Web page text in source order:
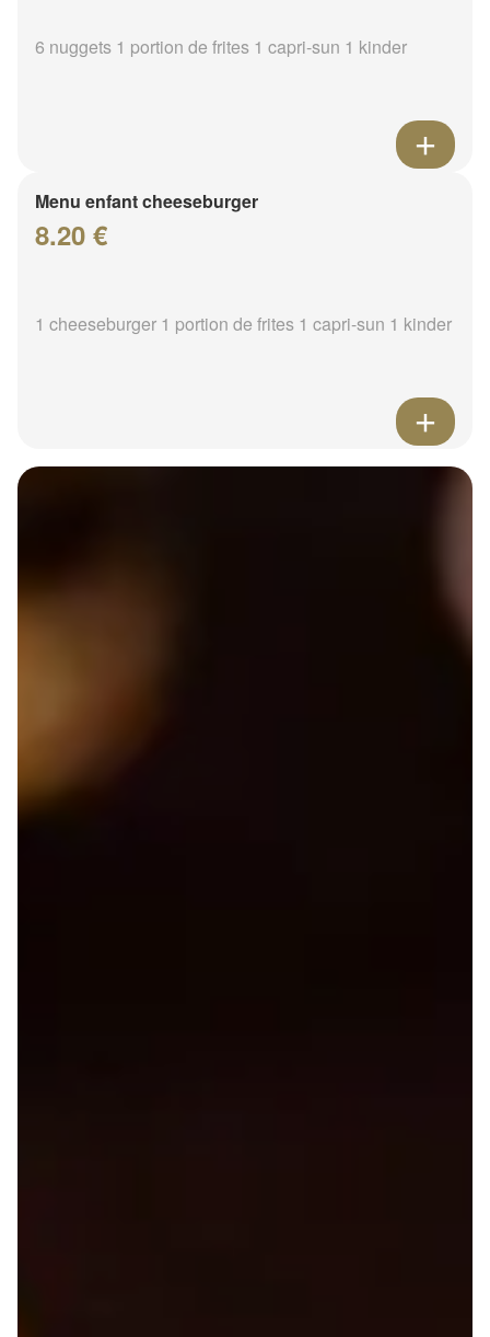
6 nuggets 1 portion de frites 1 capri-sun 1 kinder
Menu enfant cheeseburger
8.20 €
1 cheeseburger 1 portion de frites 1 capri-sun 1 kinder